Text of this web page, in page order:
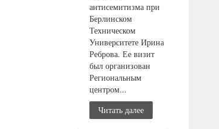
антисемитизма при
Берлинском
Техническом
Университете Ирина
Реброва. Ее визит
был организован
Региональным
центром...
Читать далее